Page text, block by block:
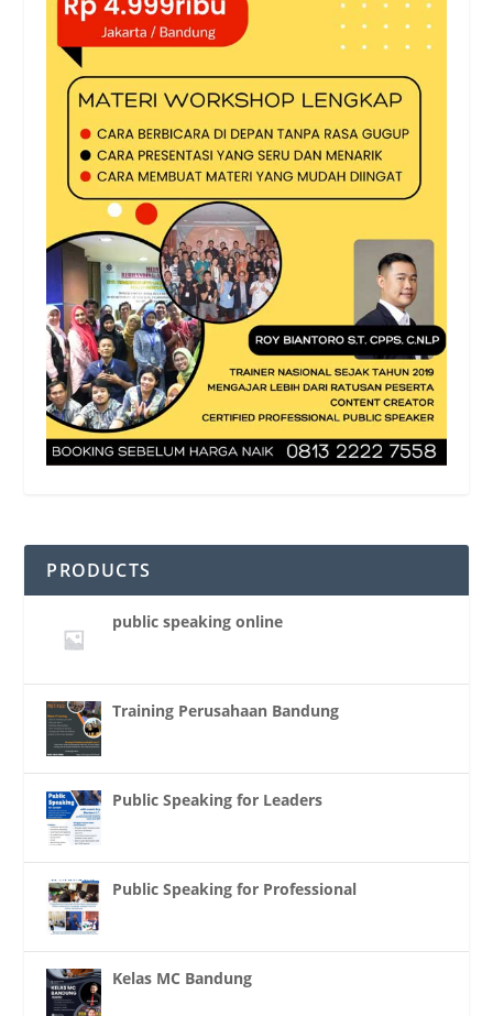
PRODUCTS
public speaking online
Training Perusahaan Bandung
Public Speaking for Leaders
Public Speaking for Professional
Kelas MC Bandung